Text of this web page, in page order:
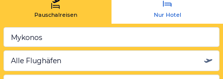
Pauschalreisen Nur Hotel
Mykonos
Alle Flughäfen